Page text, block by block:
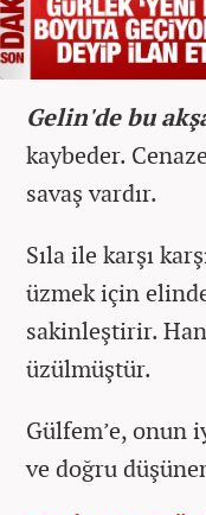
Gelin'de bu
kaybeder.
savaş vardır.
Sıla ile karşı
üzmek için
sakinleştirir.
üzülmüştür.
Gülfem’e, onun
ve doğru